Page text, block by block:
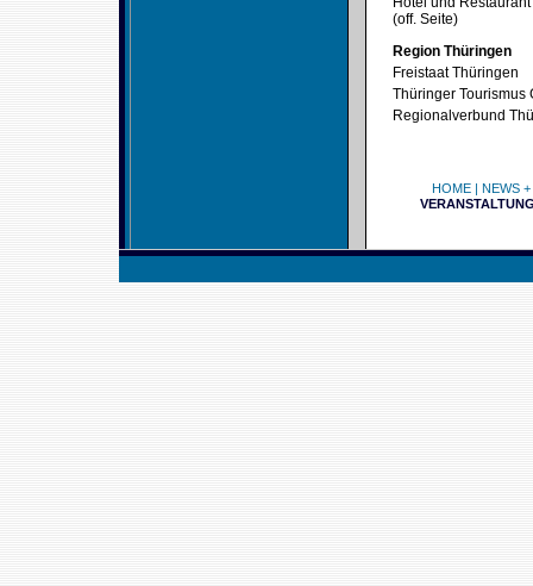
(off. Seite)
Region Thüringen
Freistaat Thüringen
Thüringer Tourismus
Regionalverbund
HOME| NEWS